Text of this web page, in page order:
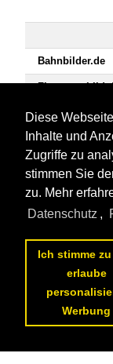
Bahnbilder.de
Flugzeug-
Tier-fotos.eu
Bahnvideos.eu
Diese
Inhalte und
Zugriffe zu
stimmen Sie
zu. Mehr
Datenschutz ,
Ich stimme
erlaube
Werbung